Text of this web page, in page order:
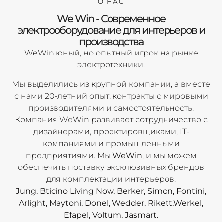
We Win - Современное
электрооборудование для интерьеров и
производства
WeWin юный, но опытный игрок на рынке
электротехники.
Мы выделились из крупной компании, а вместе
с нами 20-летний опыт, контракты с мировыми
производителями и самостоятельность.
Компания WeWin развивает сотрудничество с
дизайнерами, проектировщиками, IT-
компаниями и промышленными
предприятиями. Мы WeWin, и мы можем
обеспечить поставку эксклюзивных брендов
для комплектации интерьеров.
Jung, Bticino Living Now, Berker, Simon, Fontini,
Arlight, Maytoni, Donel, Wedder, Rikett,Werkel,
Efapel, Voltum, Jasmart.